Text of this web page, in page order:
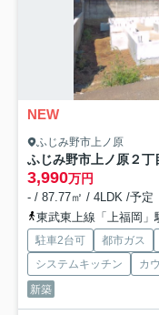
NEW
ふじみ野市上ノ原
ふじみ野市上ノ原２丁
3,990万円
- / 87.77㎡ / 4LDK /予定
東武東上線「上福岡」
駐車2台可 都市ガス
システムキッチン
カ
新築